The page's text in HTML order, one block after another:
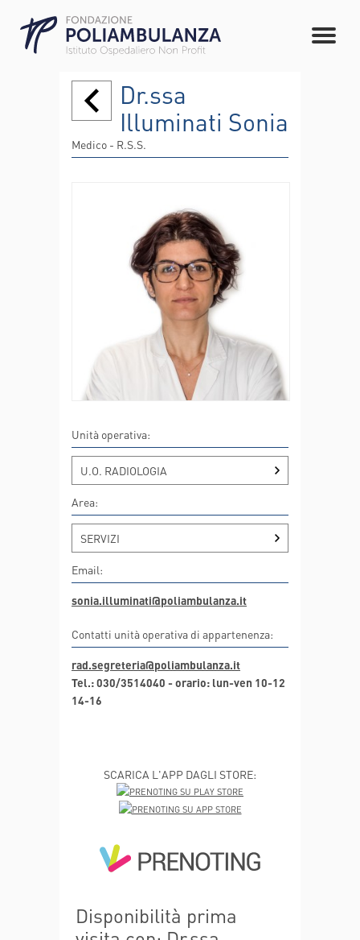
Dr.ssa
Illuminati Sonia
Medico - R.S.S.
Unità operativa:
U.O. RADIOLOGIA
Area:
SERVIZI
Email:
sonia.illuminati@poliambulanza.it
Contatti unità operativa di appartenenza:
rad.segreteria@poliambulanza.it
Tel.: 030/3514040 - orario: lun-ven 10-12
14-16
SCARICA L'APP DAGLI STORE:
Disponibilità prima